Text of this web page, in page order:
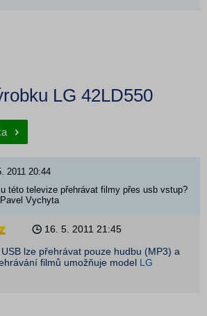
LG 42LD550
2011 20:44
této televize přehrávat filmy přes usb vstup?
Vychyta
16. 5. 2011 21:45
lze přehrávat pouze hudbu (MP3) a
filmů umožňuje model LG